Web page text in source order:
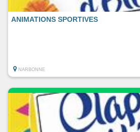
ANIMATIONS SPORTIVES
NARBONNE